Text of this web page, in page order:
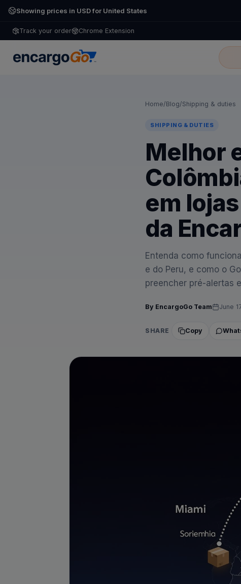
Showing prices in USD for United States
Track your order Chrome Extension
Home/Blog/Shipping & duties
SHIPPING & DUTIES
Melhor
em
da
Entenda como
e do Peru, e como o
preencher pré-alertas
By EncargoGo Team June
SHARE Copy